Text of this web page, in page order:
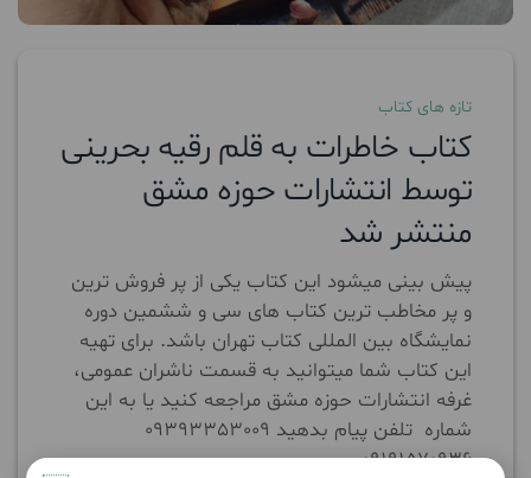
تازه های کتاب
کتاب خاطرات به قلم رقیه بحرینی
توسط انتشارات حوزه مشق
منتشر شد
پیش بینی میشود این کتاب یکی از پر فروش ترین
و پر مخاطب ترین کتاب های سی و ششمین دوره
نمایشگاه بین المللی کتاب تهران باشد. برای تهیه
این کتاب شما میتوانید به قسمت ناشران عمومی،
غرفه انتشارات حوزه مشق مراجعه کنید یا به این
شماره تلفن پیام بدهید 09393353009
09191570936